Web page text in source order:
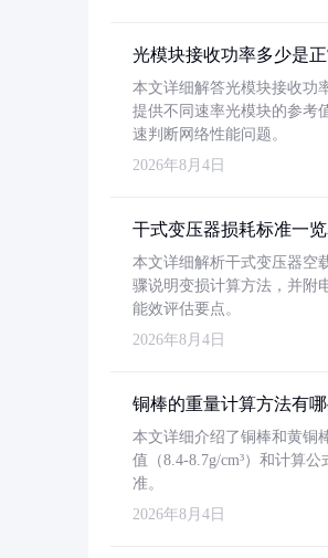
光模块接收功率多少是正
本文详细解答光模块接收功
提供不同速率光模块的参考
速判断网络性能问题。
2026年8月4日
干式变压器损耗标准一
本文详细解析干式变压器空
骤说明变损计算方法，并附
能效评估要点。
2026年8月4日
铜棒的重量计算方法有
本文详细介绍了铜棒和黄铜
值（8.4-8.7g/cm³）和计算
准。
2026年8月4日